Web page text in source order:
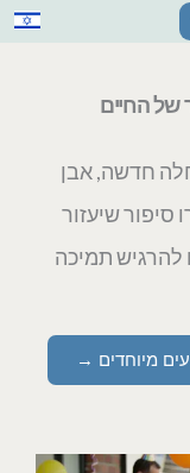
של החיים
חדשה, אבן
שיעזור
להרגיש תמיכה
מיוחדים →